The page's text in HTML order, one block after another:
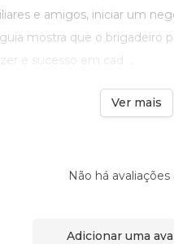
e amigos, iniciar um
mostra que o brigadeiro
e sucesso em cad ...
Ver mais
Não há avaliações
Adicionar uma